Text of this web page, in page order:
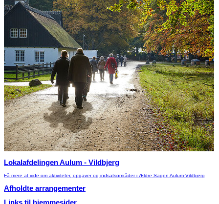
Lokalafdelingen Aulum - Vildbjerg
Få mere at vide om aktiviteter, opgaver og indsatsområder i Ældre Sagen Aulum-Vildbjerg
Afholdte arrangementer